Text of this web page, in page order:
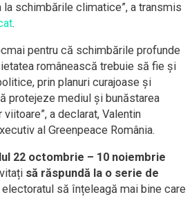
la schimbările climatice”, a transmis
.
pentru că schimbările profunde
românească trebuie să fie și
prin planuri curajoase și
protejeze mediul și bunăstarea
a declarat, Valentin
al Greenpeace România.
22 octombrie – 10 noiembrie
să răspundă la o serie de
să înțeleagă mai bine care